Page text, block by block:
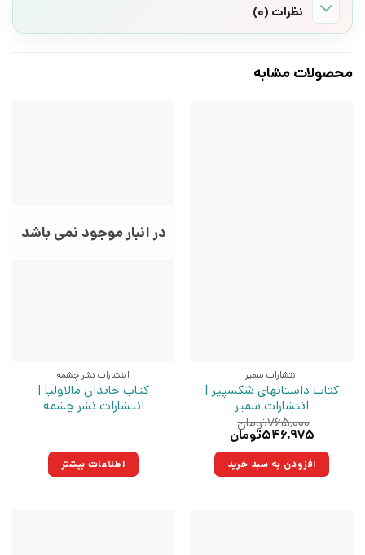
نظرات (0)
محصولات مشابه
انتشارات سمیر
کتاب داستانهای شکسپیر |
انتشارات سمیر
۷۶۵,۰۰۰تومان
قیمت
۷۶۵,۰۰۰تومان
بود.
۵۴۶,۹۷۵تومان
۵۴۶,۹۷۵تومان. افزودن به سبد خرید
در انبار موجود نمی باشد
انتشارات نشر چشمه
کتاب خاندان مالاولیا |
انتشارات نشر چشمه
اطلاعات بیشتر